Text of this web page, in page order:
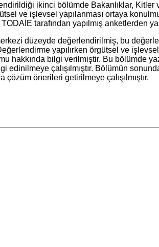
ikinci bölümde Bakanlıklar, Kitler
ve işlevsel yapılanması ortaya
tarafından yapılmış anketlerden
düzeyde değerlendirilmiş, bu
yapılırken örgütsel ve
bilgi verilmiştir. Bu bölümde
çalışılmıştır. Bölümün
çözüm önerileri getirilmeye